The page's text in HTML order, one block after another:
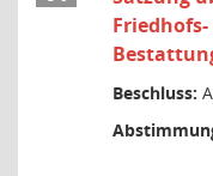
Beschluss: